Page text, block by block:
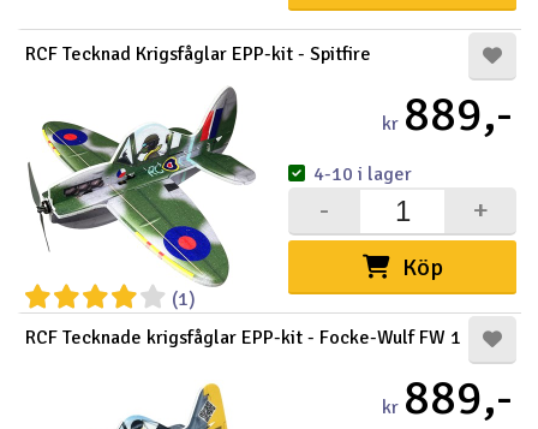
RCF Tecknad Krigsfåglar EPP-kit - Spitfire
(1)
kr 889,-
Köp
+
-
4-10 i lager
RCF Tecknade krigsfåglar EPP-kit - Focke-Wulf FW 1
kr 889,-